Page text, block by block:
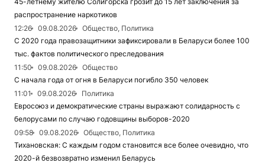
распространение наркотиков
12:26
09.08.2026
Общество, Политика
С 2020 года правозащитники зафиксировали в Беларуси более 100
тыс. фактов политического преследования
11:50
09.08.2026
Общество
С начала года от огня в Беларуси погибло 350 человек
11:01
09.08.2026
Политика
Евросоюз и демократические страны выражают солидарность с
белорусами по случаю годовщины выборов-2020
09:58
09.08.2026
Общество, Политика
Тихановская: С каждым годом становится все более очевидно, что
2020-й безвозвратно изменил Беларусь